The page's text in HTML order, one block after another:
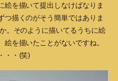
を描いて提出しなけばなりま
描くのがそう簡単ではありま
。そのように描いてるうちに絵
を描いたことがないですね。
・・(笑)